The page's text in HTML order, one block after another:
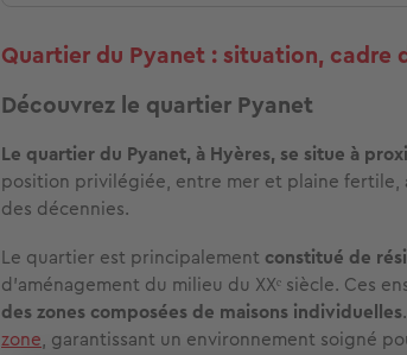
Quartier du Pyanet : situation, cadre
Découvrez le quartier Pyanet
Le quartier du Pyanet, à Hyères, se situe à
position privilégiée, entre mer et plaine
des décennies.
Le quartier est principalement constitué de
d’aménagement du milieu du XXᵉ siècle. Ces
des zones composées de maisons individuelles
zone, garantissant un environnement soigné